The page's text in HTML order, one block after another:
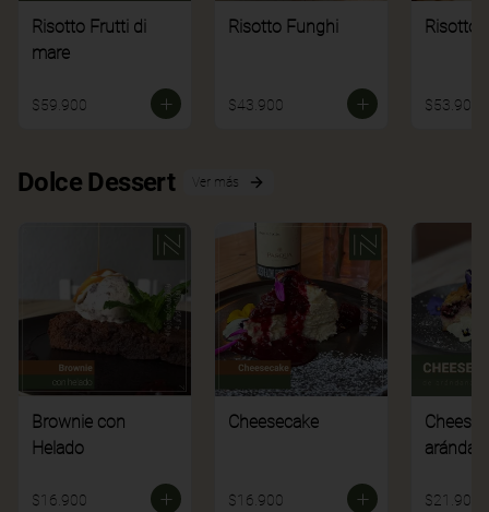
Risotto Frutti di
mare
$59.900
Risotto Funghi
$43.900
Risotto
$53.900
Dolce Dessert Ver más
Brownie con
Helado
$16.900
Cheesecake
$16.900 $21.900